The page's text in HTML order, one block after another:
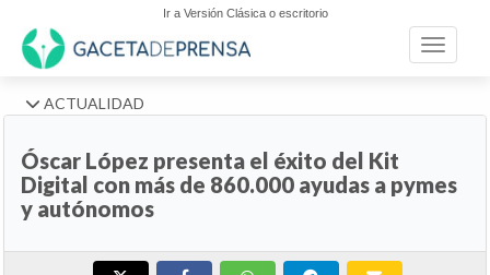
Ir a Versión Clásica o escritorio
Toggle
ACTUALIDAD
Óscar López presenta el éxito del Kit
Digital con más de 860.000 ayudas a pymes
y autónomos